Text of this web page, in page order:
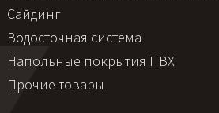
Сайдинг
Водосточная система
Напольные покрытия ПВХ
Прочие товары